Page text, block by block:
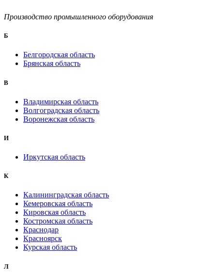
Производство промышленного оборудования
Б
Белгородская область
Брянская область
B
Владимирская область
Волгоградская область
Воронежская область
И
Иркутская область
К
Калининградская область
Кемеровская область
Кировская область
Костромская область
Краснодар
Красноярск
Курская область
Л